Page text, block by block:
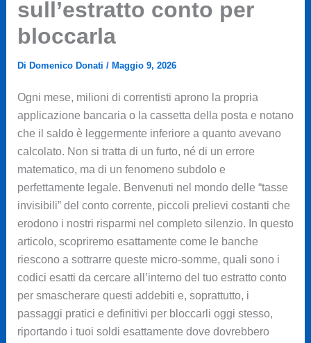
sull’estratto conto per
bloccarla
Di Domenico Donati / Maggio 9, 2026
Ogni mese, milioni di correntisti aprono la propria
applicazione bancaria o la cassetta della posta e notano
che il saldo è leggermente inferiore a quanto avevano
calcolato. Non si tratta di un furto, né di un errore
matematico, ma di un fenomeno subdolo e
perfettamente legale. Benvenuti nel mondo delle “tasse
invisibili” del conto corrente, piccoli prelievi costanti che
erodono i nostri risparmi nel completo silenzio. In questo
articolo, scopriremo esattamente come le banche
riescono a sottrarre queste micro-somme, quali sono i
codici esatti da cercare all’interno del tuo estratto conto
per smascherare questi addebiti e, soprattutto, i
passaggi pratici e definitivi per bloccarli oggi stesso,
riportando i tuoi soldi esattamente dove dovrebbero